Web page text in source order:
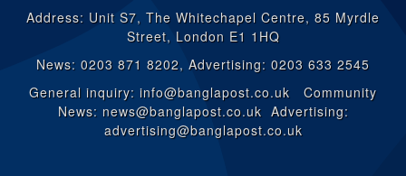
Address: Unit S7, The Whitechapel Centre, 85 Myrdle
Street, London E1 1HQ
News: 0203 871 8202, Advertising: 0203 633 2545
General inquiry: info@banglapost.co.uk Community
News: news@banglapost.co.uk Advertising:
advertising@banglapost.co.uk